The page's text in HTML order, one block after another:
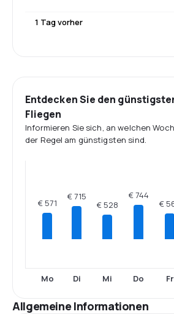
1 Tag vorher
Entdecken Sie den
Fliegen
Informieren Sie sich, an welchen
der Regel am günstigsten sind.
€ 571
Mo
€ 715
Di
€ 528
Mi
€ 744
Do
€
Fr
Allgemeine Informationen